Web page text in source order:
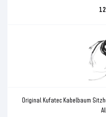
Original Kufatec Kabelbaum